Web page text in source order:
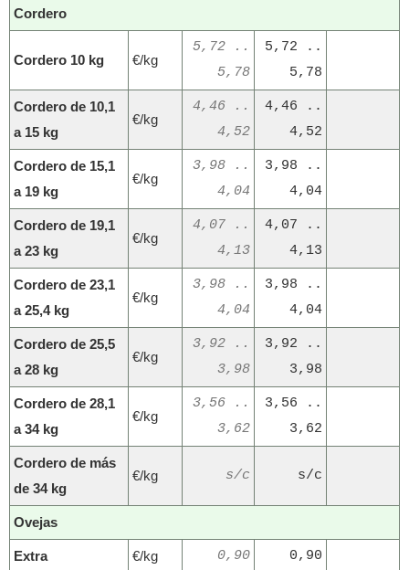
Cordero
Cordero 10 kg €/kg
5,72 ..
5,78
5,72 ..
5,78
Cordero de 10,1
a 15 kg
€/kg
4,46 ..
4,52
4,46 ..
4,52
Cordero de 15,1
a 19 kg
€/kg
3,98 ..
4,04
3,98 ..
4,04
Cordero de 19,1
a 23 kg
€/kg
4,07 ..
4,13
4,07 ..
4,13
Cordero de 23,1
a 25,4 kg
€/kg
3,98 ..
4,04
3,98 ..
4,04
Cordero de 25,5
a 28 kg
€/kg
3,92 ..
3,98
3,92 ..
3,98
Cordero de 28,1
a 34 kg
€/kg
3,56 ..
3,62
3,56 ..
3,62
Cordero de más
de 34 kg
€/kg s/c s/c
Ovejas
Extra €/kg 0,90 0,90